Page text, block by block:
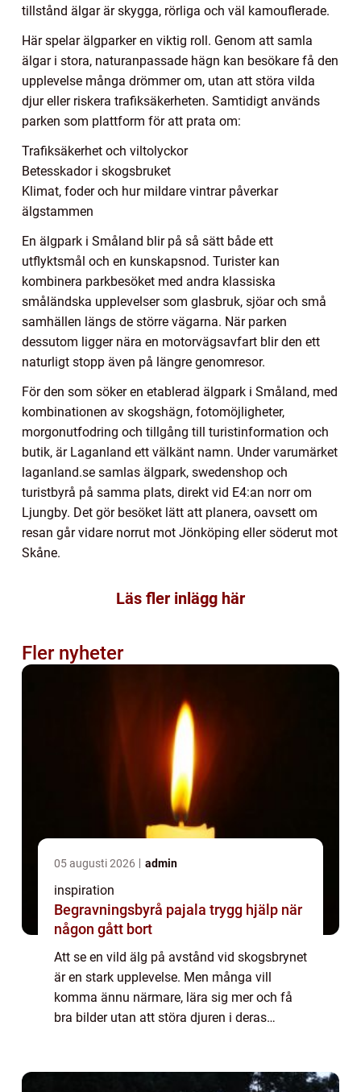
tillstånd älgar är skygga, rörliga och väl kamouflerade.
Här spelar älgparker en viktig roll. Genom att samla
älgar i stora, naturanpassade hägn kan besökare få den
upplevelse många drömmer om, utan att störa vilda
djur eller riskera trafiksäkerheten. Samtidigt används
parken som plattform för att prata om:
Trafiksäkerhet och viltolyckor
Betesskador i skogsbruket
Klimat, foder och hur mildare vintrar påverkar
älgstammen
En älgpark i Småland blir på så sätt både ett
utflyktsmål och en kunskapsnod. Turister kan
kombinera parkbesöket med andra klassiska
småländska upplevelser som glasbruk, sjöar och små
samhällen längs de större vägarna. När parken
dessutom ligger nära en motorvägsavfart blir den ett
naturligt stopp även på längre genomresor.
För den som söker en etablerad älgpark i Småland, med
kombinationen av skogshägn, fotomöjligheter,
morgonutfodring och tillgång till turistinformation och
butik, är Laganland ett välkänt namn. Under varumärket
laganland.se samlas älgpark, swedenshop och
turistbyrå på samma plats, direkt vid E4:an norr om
Ljungby. Det gör besöket lätt att planera, oavsett om
resan går vidare norrut mot Jönköping eller söderut mot
Skåne.
Läs fler inlägg här
Fler nyheter
05 augusti 2026 admin
inspiration
Begravningsbyrå pajala trygg hjälp när
någon gått bort
Att se en vild älg på avstånd vid skogsbrynet
är en stark upplevelse. Men många vill
komma ännu närmare, lära sig mer och få
bra bilder utan att störa djuren i deras